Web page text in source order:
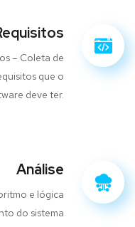
– Coleta de
que o
deve ter.
Análise
e lógica
do sistema